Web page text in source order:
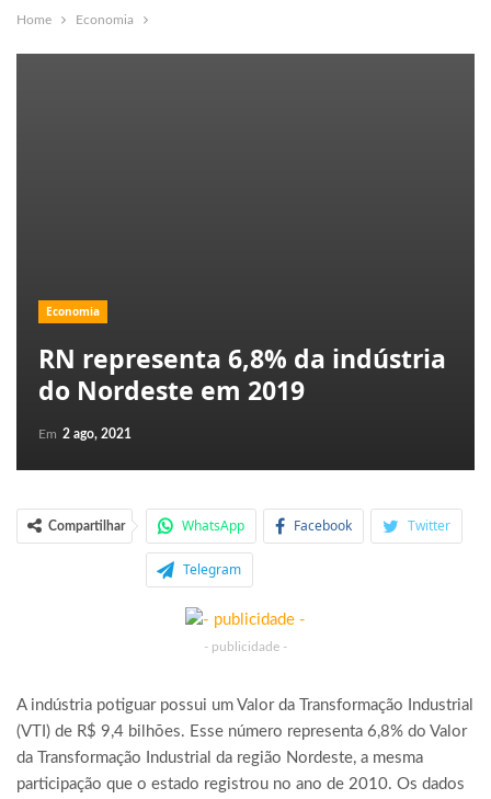
Home Economia
Economia
RN representa 6,8% da indústria
do Nordeste em 2019
Em 2 ago, 2021
Compartilhar WhatsApp Facebook Twitter
Telegram
- publicidade -
A indústria potiguar possui um Valor da Transformação Industrial
(VTI) de R$ 9,4 bilhões. Esse número representa 6,8% do Valor
da Transformação Industrial da região Nordeste, a mesma
participação que o estado registrou no ano de 2010. Os dados